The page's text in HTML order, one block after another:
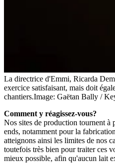
La directrice d'Emmi, Ricarda
exercice satisfaisant, mais doit
chantiers.Image: Gaëtan Bally /
Comment y réagissez-vous?
Nos sites de production tournent
ends, notamment pour la
atteignons ainsi les limites de nos
toutefois très bien pour traiter ces
mieux possible, afin qu'aucun lait